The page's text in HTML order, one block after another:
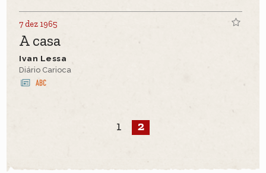
7 dez 1965
A casa
Ivan Lessa
Diário Carioca
1 2